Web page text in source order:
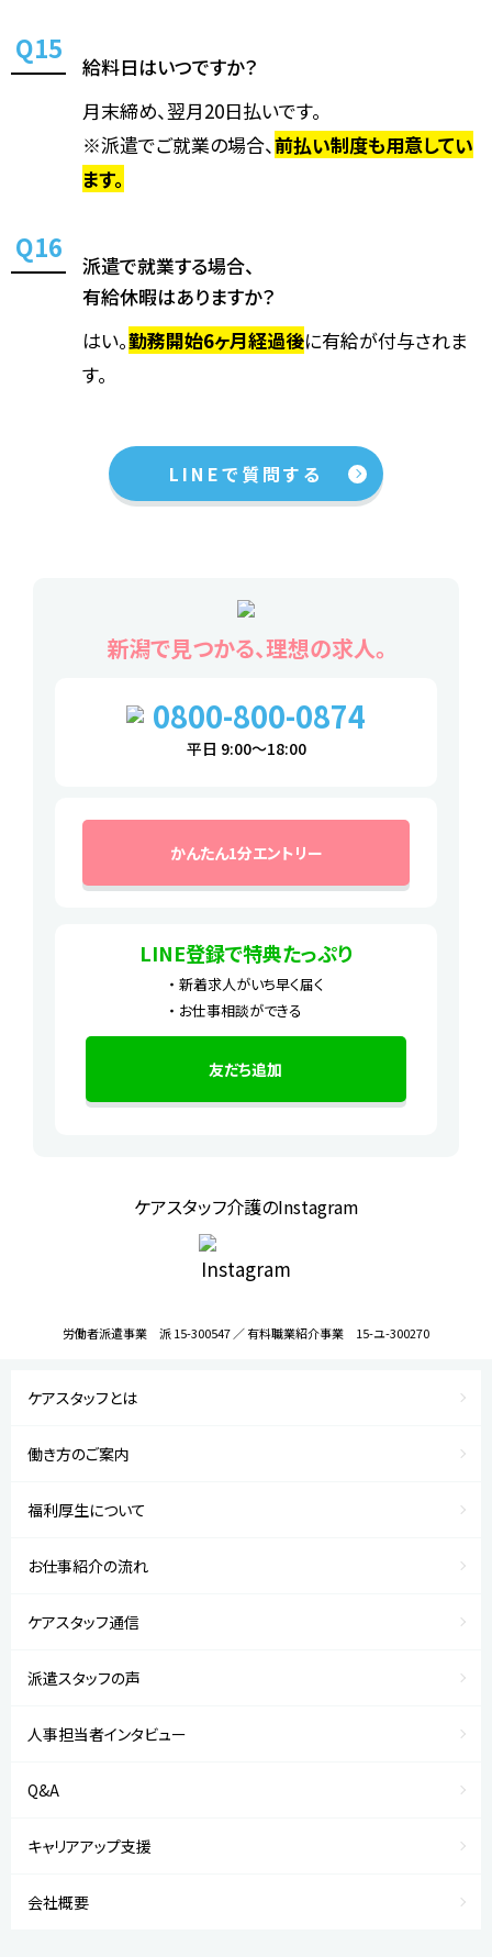
給料日はいつですか？
月末締め、翌月20日払いです。
※派遣でご就業の場合、前払い制度も用意してい
ます。
派遣で就業する場合、
有給休暇はありますか？
はい。勤務開始6ヶ月経過後に有給が付与されま
す。
LINEで質問する
新潟で見つかる、理想の求人。
0800-800-0874
平日 9:00～18:00
かんたん1分エントリー
LINE登録で特典たっぷり
新着求人がいち早く届く
お仕事相談ができる
友だち追加
ケアスタッフ介護のInstagram
労働者派遣事業 派 15-300547 ／ 有料職業紹介事業 15-ユ-300270
ケアスタッフとは
働き方のご案内
福利厚生について
お仕事紹介の流れ
ケアスタッフ通信
派遣スタッフの声
人事担当者インタビュー
Q&A
キャリアアップ支援
会社概要